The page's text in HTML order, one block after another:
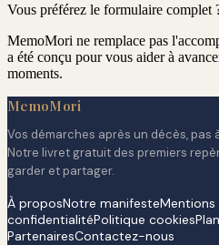
Vous préférez le formulaire complet
MemoMori ne remplace pas
a été conçu pour vous aider à
moments.
MemoMori
Vos démarches après un décès, pas
Notre livret gratuit des premiers
garder et partager.
À proposNotre manifesteMentions
confidentialitéPolitique cookies
PartenairesContactez-nous